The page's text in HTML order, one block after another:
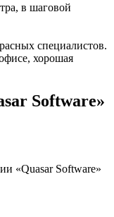
в шаговой
специалистов.
хорошая
Software»
«Quasar Software»